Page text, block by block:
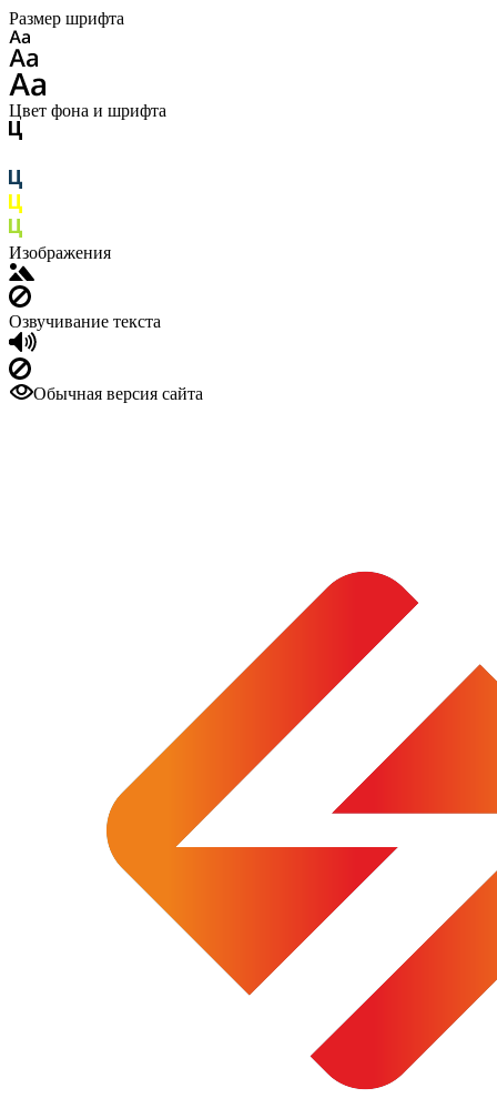
Размер шрифта
Цвет фона и шрифта
Изображения
Озвучивание текста
Обычная версия сайта